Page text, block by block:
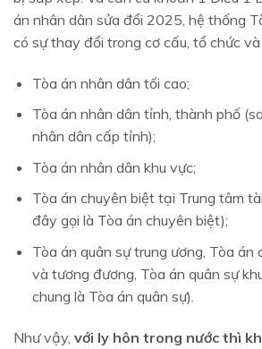
án nhân dân sửa đổi 2025, hệ thống
có sự thay đổi trong cơ cấu, tổ chức
Tòa án nhân dân tối cao;
Tòa án nhân dân tỉnh, thành phố
nhân dân cấp tỉnh);
Tòa án nhân dân khu vực;
Tòa án chuyên biệt tại Trung tâm
đây gọi là Tòa án chuyên biệt);
Tòa án quân sự trung ương, Tòa án
và tương đương, Tòa án quân sự
chung là Tòa án quân sự).
Như vậy, với ly hôn trong nước thì